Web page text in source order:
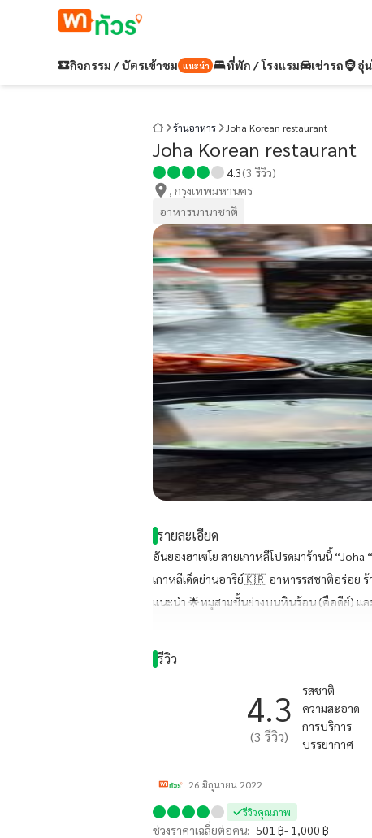
กิจกรรม / บัตรเข้าชม แนะนำ ที่พัก / โรงแรม เช่ารถ อุ่
ร้านอาหาร Joha Korean restaurant
Joha Korean restaurant
4.3(3 รีวิว)
, กรุงเทพมหานคร
อาหารนานาชาติ
รายละเอียด
อันยองฮาเซโย สายเกาหลีโปรดมาร้านนี้
เกาหลีเด็ดย่านอารีย์🇰🇷 อาหารรสชาติอร่อย ร้
แนะนำ 🌟หมูสามชั้นย่างบนหินร้อน (คือดีย์) แล
คะ
รีวิว
4.3
(3 รีวิว)
รสชาติ
ความสะอาด
การบริการ
บรรยากาศ
26 มิถุนายน 2022
รีวิวคุณภาพ
ช่วงราคาเฉลี่ยต่อคน: 501 ฿- 1,000 ฿